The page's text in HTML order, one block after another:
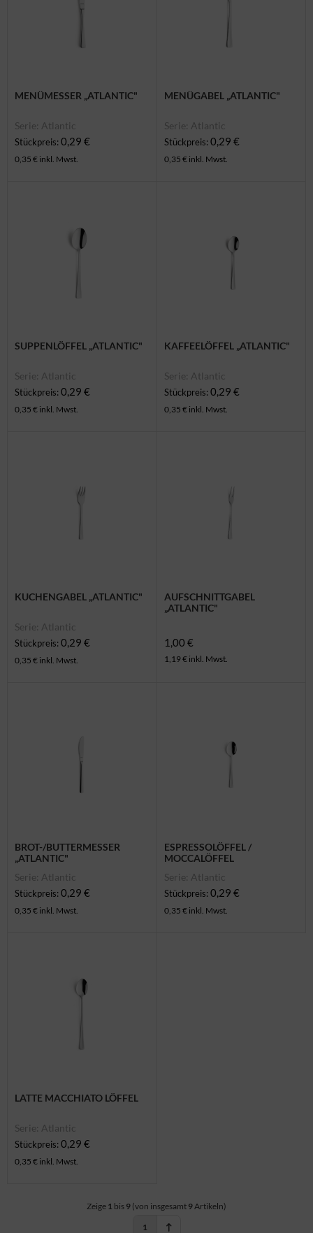
MENÜMESSER „ATLANTIC"
Serie: Atlantic
Stückpreis: 0,29 €
0,35 € inkl. Mwst.
MENÜGABEL „ATLANTIC"
Serie: Atlantic
Stückpreis: 0,29 €
0,35 € inkl. Mwst.
SUPPENLÖFFEL „ATLANTIC"
Serie: Atlantic
Stückpreis: 0,29 €
0,35 € inkl. Mwst.
KAFFEELÖFFEL „ATLANTIC"
Serie: Atlantic
Stückpreis: 0,29 €
0,35 € inkl. Mwst.
KUCHENGABEL „ATLANTIC"
Serie: Atlantic
Stückpreis: 0,29 €
0,35 € inkl. Mwst.
AUFSCHNITTGABEL
„ATLANTIC"
1,00 €
1,19 € inkl. Mwst.
BROT-/BUTTERMESSER
„ATLANTIC"
Serie: Atlantic
Stückpreis: 0,29 €
0,35 € inkl. Mwst.
ESPRESSOLÖFFEL /
MOCCALÖFFEL
Serie: Atlantic
Stückpreis: 0,29 €
0,35 € inkl. Mwst.
LATTE MACCHIATO LÖFFEL
Serie: Atlantic
Stückpreis: 0,29 €
0,35 € inkl. Mwst.
Zeige 1 bis 9 (von insgesamt 9 Artikeln)
1
Geschirrteile
/ Palettenmöbel
Möbel
& Weihnachten